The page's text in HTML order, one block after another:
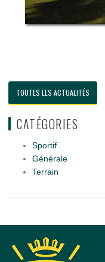
TOUTES LES ACTUALITÉS
CATÉGORIES
Sportif
Générale
Terrain